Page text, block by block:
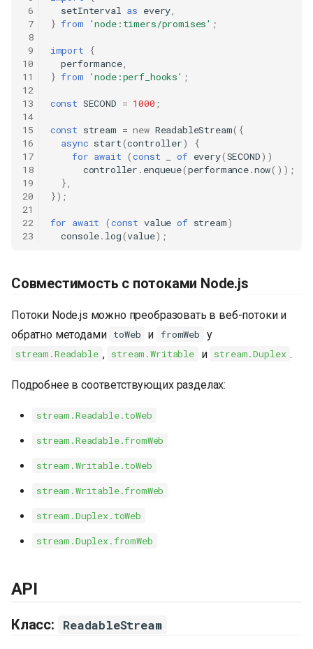
6
7
8
9
10
11
12
13
14
15
16
17
18
19
20
21
22
23
setInterval as every,
} from 'node:timers/promises' ;
import
{
performance,
} from 'node:perf_hooks' ;
const SECOND = 1000 ;
const stream = new ReadableStream({
async start(controller)
{
for await (const of every(SECOND))
controller . enqueue(performance.now());
},
});
for await (const value of stream)
console. log(value);
Совместимость с потоками Node.js
Потоки Node.js можно преобразовать в веб-потоки и
обратно методами toWeb и fromWeb у
stream.Readable , stream.Writable и stream.Duplex .
Подробнее в соответствующих разделах:
stream.Readable.toWeb
stream.Readable.fromWeb
stream.Writable.toWeb
stream.Writable.fromWeb
stream.Duplex.toWeb
stream.Duplex.fromWeb
API
Класс: ReadableStream